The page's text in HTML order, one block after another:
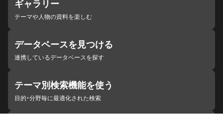
ギャラリー
テーマや人物の資料を楽しむ
データベースを見つける
連携しているデータベースを探す
テーマ別検索機能を使う
目的・分野毎に最適化された検索